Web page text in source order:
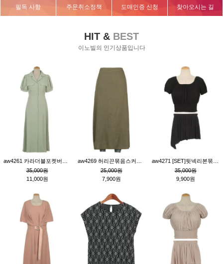
필독 사항 주문취소정책 도매인증 신청 찾아오시는 길
HIT & BEST
이노빌의 인기상품입니다
35,000원
11,000원
25,000원
7,900원
35,000원
9,900원